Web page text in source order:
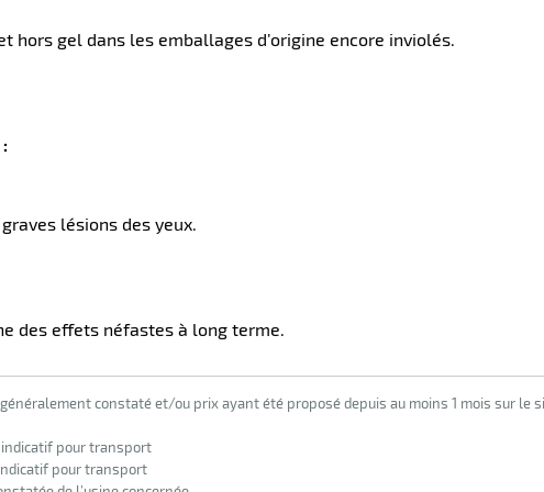
hors gel dans les emballages d’origine encore inviolés.
lésions des yeux.
des effets néfastes à long terme.
constaté et/ou prix ayant été proposé depuis au moins 1 mois sur le
indicatif pour transport
pour transport